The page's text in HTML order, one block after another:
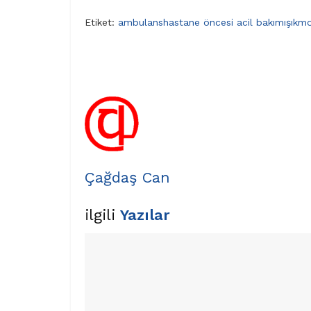
Etiket: ambulanshastane öncesi acil bakımışık
Çağdaş Can
ilgili Yazılar